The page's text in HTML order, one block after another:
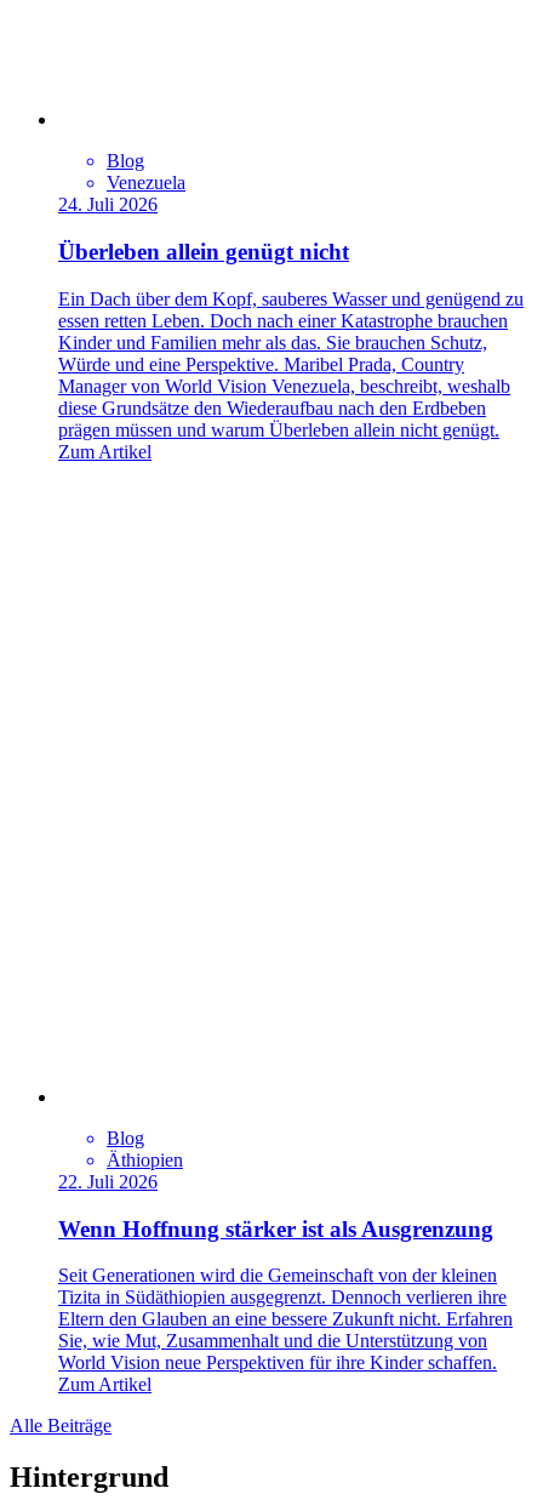
Blog
Venezuela
24. Juli 2026
Überleben allein genügt nicht
Ein Dach über dem Kopf, sauberes Wasser und genügend zu
essen retten Leben. Doch nach einer Katastrophe brauchen
Kinder und Familien mehr als das. Sie brauchen Schutz,
Würde und eine Perspektive. Maribel Prada, Country
Manager von World Vision Venezuela, beschreibt, weshalb
diese Grundsätze den Wiederaufbau nach den Erdbeben
prägen müssen und warum Überleben allein nicht genügt.
Zum Artikel
Blog
Äthiopien
22. Juli 2026
Wenn Hoffnung stärker ist als Ausgrenzung
Seit Generationen wird die Gemeinschaft von der kleinen
Tizita in Südäthiopien ausgegrenzt. Dennoch verlieren ihre
Eltern den Glauben an eine bessere Zukunft nicht. Erfahren
Sie, wie Mut, Zusammenhalt und die Unterstützung von
World Vision neue Perspektiven für ihre Kinder schaffen.
Zum Artikel
Alle Beiträge
Hintergrund